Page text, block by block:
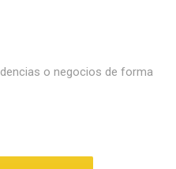
o negocios de forma